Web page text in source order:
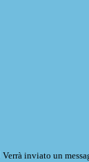
Verrà inviato un